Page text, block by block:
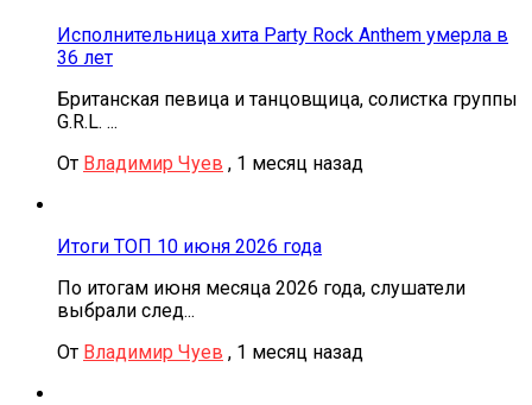
Исполнительница хита Party Rock Anthem умерла в
36 лет
Британская певица и танцовщица, солистка группы
G.R.L. ...
От Владимир Чуев , 1 месяц назад
Итоги ТОП 10 июня 2026 года
По итогам июня месяца 2026 года, слушатели
выбрали след...
От Владимир Чуев , 1 месяц назад